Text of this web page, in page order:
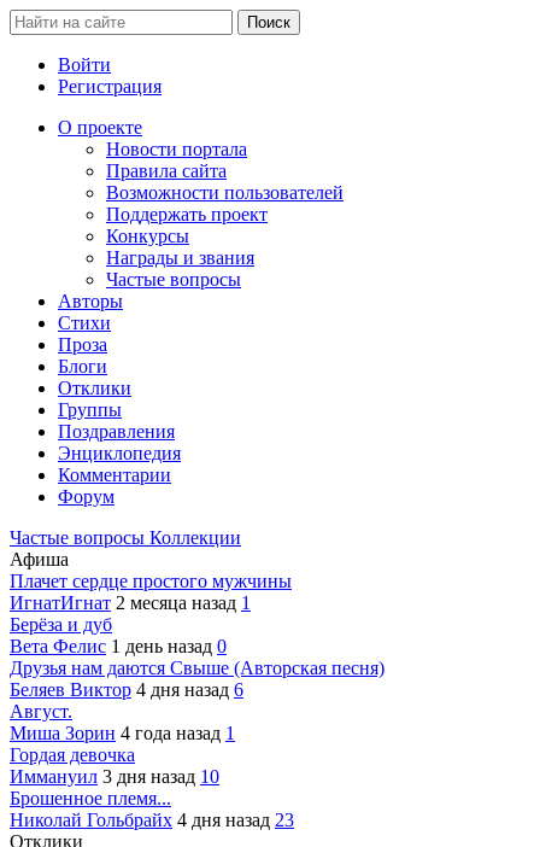
Войти
Регистрация
О проекте
Новости портала
Правила сайта
Возможности пользователей
Поддержать проект
Конкурсы
Награды и звания
Частые вопросы
Авторы
Стихи
Проза
Блоги
Отклики
Группы
Поздравления
Энциклопедия
Комментарии
Форум
Частые вопросы Коллекции
Афиша
Плачет сердце простого мужчины
ИгнатИгнат 2 месяца назад 1
Берёза и дуб
Вета Фелис 1 день назад 0
Друзья нам даются Свыше (Авторская песня)
Беляев Виктор 4 дня назад 6
Август.
Миша Зорин 4 года назад 1
Гордая девочка
Иммануил 3 дня назад 10
Брошенное племя...
Николай Гольбрайх 4 дня назад 23
Отклики